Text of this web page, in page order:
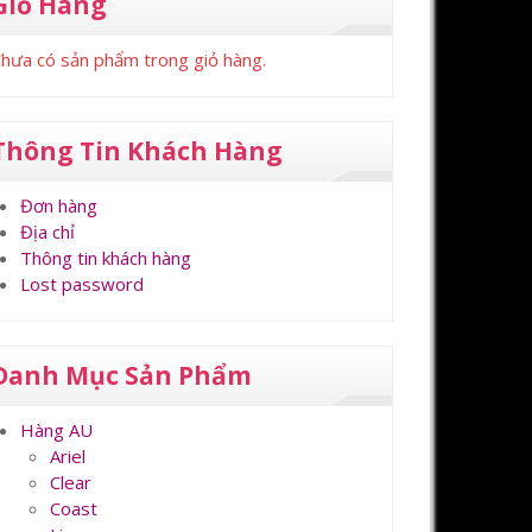
có sản phẩm trong giỏ hàng.
Tin Khách Hàng
Đơn hàng
Địa chỉ
Thông tin khách hàng
Lost password
Mục Sản Phẩm
Hàng AU
Ariel
Clear
Coast